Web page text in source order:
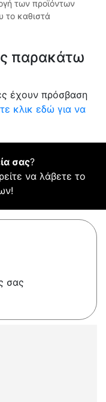
των προϊόντων
το καθιστά
παρακάτω
έχουν πρόσβαση
κλικ εδώ για να
σας?
να λάβετε το
σας